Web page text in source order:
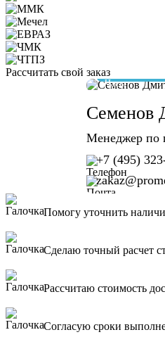
Рассчитать свой заказ
Семенов
Менеджер по
+7 (495)
Помогу уточнить
Сделаю точный расчет
Рассчитаю стоимость
Согласую сроки